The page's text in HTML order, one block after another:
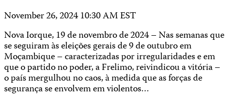
November 26, 2024 10:30 AM EST
Nova Iorque, 19 de novembro de 2024 – Nas semanas que
se seguiram às eleições gerais de 9 de outubro em
Moçambique – caracterizadas por irregularidades e em
que o partido no poder, a Frelimo, reivindicou a vitória –
o país mergulhou no caos, à medida que as forças de
segurança se envolvem em violentos…